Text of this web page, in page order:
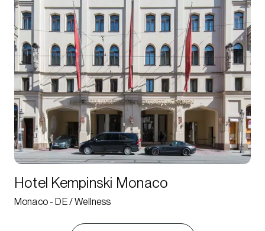
Hotel Kempinski Monaco
Monaco - DE / Wellness